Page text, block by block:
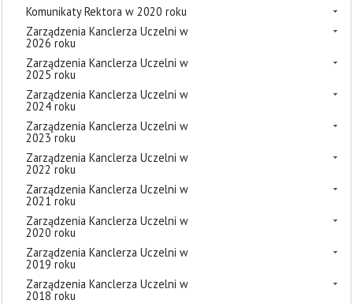
Komunikaty Rektora w 2020 roku
Zarządzenia Kanclerza Uczelni w
2026 roku
Zarządzenia Kanclerza Uczelni w
2025 roku
Zarządzenia Kanclerza Uczelni w
2024 roku
Zarządzenia Kanclerza Uczelni w
2023 roku
Zarządzenia Kanclerza Uczelni w
2022 roku
Zarządzenia Kanclerza Uczelni w
2021 roku
Zarządzenia Kanclerza Uczelni w
2020 roku
Zarządzenia Kanclerza Uczelni w
2019 roku
Zarządzenia Kanclerza Uczelni w
2018 roku